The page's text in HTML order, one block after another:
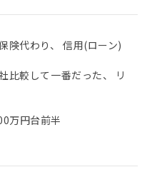
険代わり、 信用(ローン)
比較して一番だった、 リ
万円台前半